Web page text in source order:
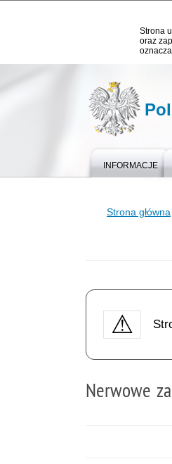
Strona
oraz
INFORMACJE
Strona główna
Nerwowe